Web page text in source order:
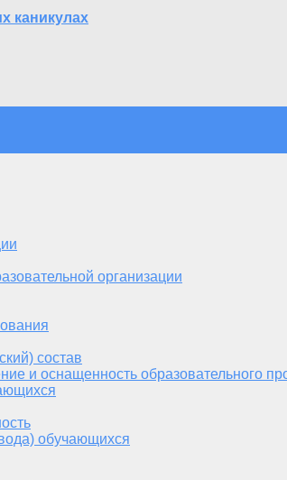
каникулах
организации
состав
и оснащенность образовательного
обучающихся